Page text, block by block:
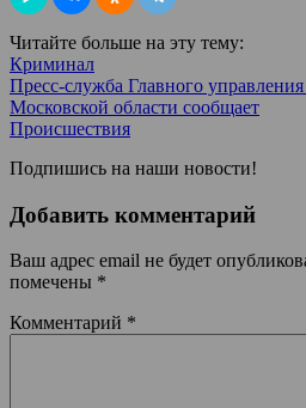
Читайте больше на эту тему:
Криминал
Пресс-служба Главного
Московской области сообщает
Происшествия
Подпишись на наши новости!
Добавить комментарий
Ваш адрес email не будет
помечены *
Комментарий *